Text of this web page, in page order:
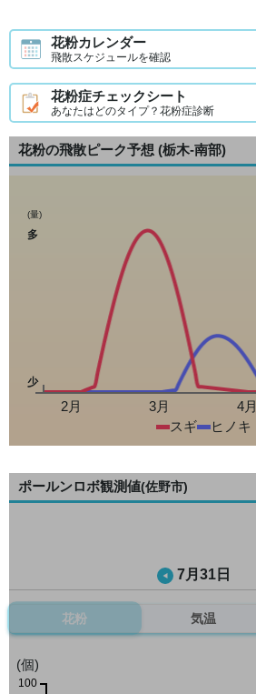
花粉カレンダー
飛散スケジュールを確認
花粉症チェックシート
あなたはどのタイプ？花粉症診断
花粉の飛散ピーク予想 (栃木-南部)
(量)
多
少
2月 3月 4月
スギ
ヒノキ
ポールンロボ観測値(佐野市)
7月31日
花粉 気温
(個)
100